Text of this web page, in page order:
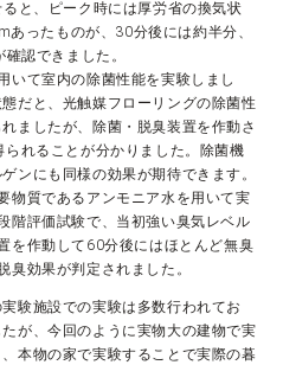
と、ピーク時には厚労省の換気状
ったものが、30分後には約半分、
認できました。
いて室内の除菌性能を実験しまし
だと、光触媒フローリングの除菌性
ましたが、除菌・脱臭装置を作動さ
れることが分かりました。除菌機
ンにも同様の効果が期待できます。
物質であるアンモニア水を用いて実
階評価試験で、当初強い臭気レベル
を作動して60分後にはほとんど無臭
臭効果が判定されました。
験施設での実験は多数行われてお
が、今回のように実物大の建物で実
本物の家で実験することで実際の暮